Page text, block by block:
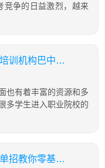
争的日益激烈，越来
四川单招培训机构巴中，四川单招培训机构巴中有几家
也有着丰富的资源和多
多学生进入职业院校的
四川单招英语备考攻略：成都明阳单招教你零基础也能有效提分